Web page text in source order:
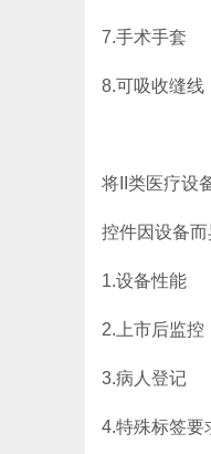
7.手术手套
8.可吸收缝线
将II类医疗设
控件因设备
1.设备性能
2.上市后监控
3.病人登记
4.特殊标签要